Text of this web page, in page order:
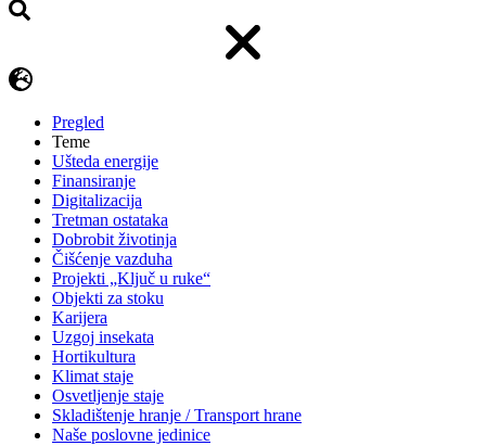
Pregled
Teme
Ušteda energije
Finansiranje
Digitalizacija
Tretman ostataka
Dobrobit životinja
Čišćenje vazduha
Projekti „Ključ u ruke“
Objekti za stoku
Karijera
Uzgoj insekata
Hortikultura
Klimat staje
Osvetljenje staje
Skladištenje hranje / Transport hrane
Naše poslovne jedinice